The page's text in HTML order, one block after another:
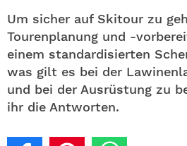
Um sicher auf Skitour zu
Tourenplanung und -
einem standardisierten
was gilt es bei der
und bei der Ausrüstung zu
ihr die Antworten.
SHOP